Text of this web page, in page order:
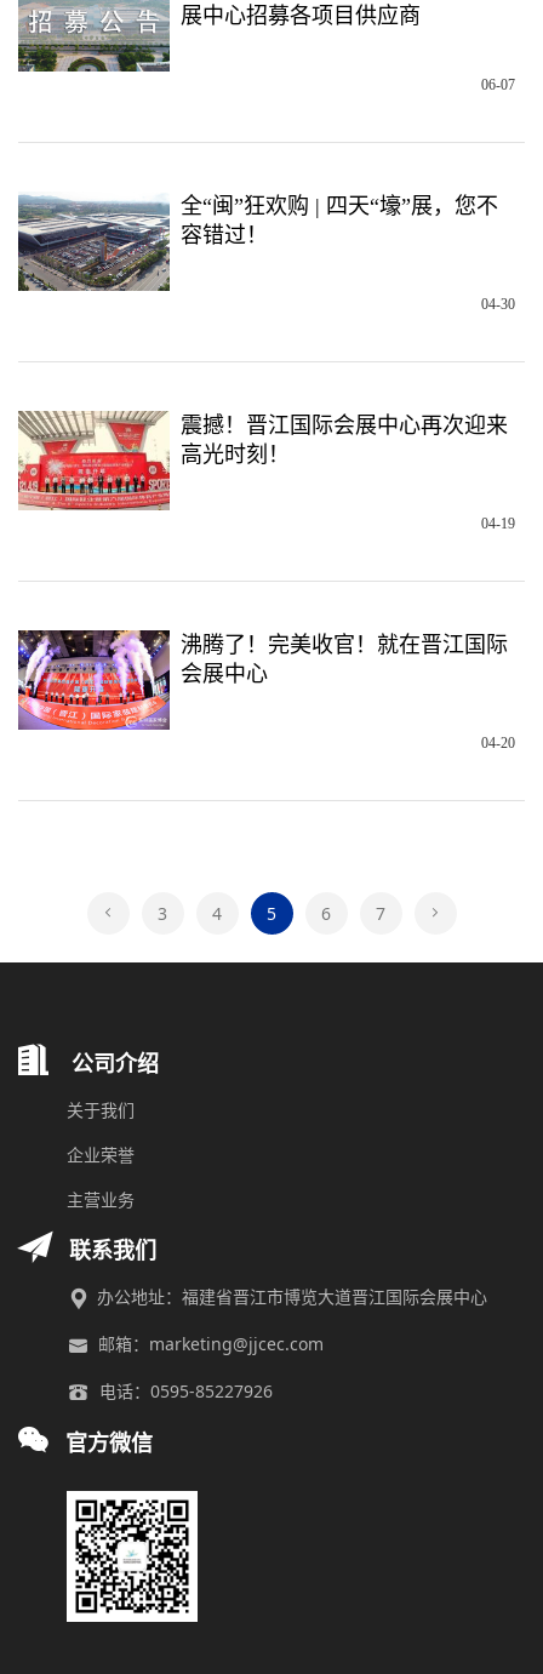
展中心招募各项目供应商
06-07
全“闽”狂欢购 | 四天“壕”展，您不
容错过！
04-30
震撼！晋江国际会展中心再次迎来
高光时刻！
04-19
沸腾了！完美收官！就在晋江国际
会展中心
04-20
 3 4 5 6 7 
公司介绍
关于我们
企业荣誉
主营业务
联系我们
办公地址：福建省晋江市博览大道晋江国际会展中心
邮箱：marketing@jjcec.com
电话：0595-85227926
官方微信